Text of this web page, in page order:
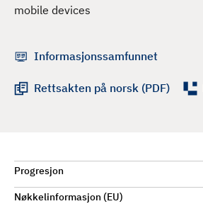
mobile devices
Informasjonssamfunnet
Rettsakten på norsk (PDF)
Progresjon
Nøkkelinformasjon (EU)